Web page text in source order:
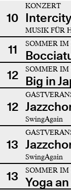
10
KONZERT
MUSIK FÜR
11 SOMMER
12
SOMMER
Big in
12
SwingAgain
13
SwingAgain
13 SOMMER
Yoga